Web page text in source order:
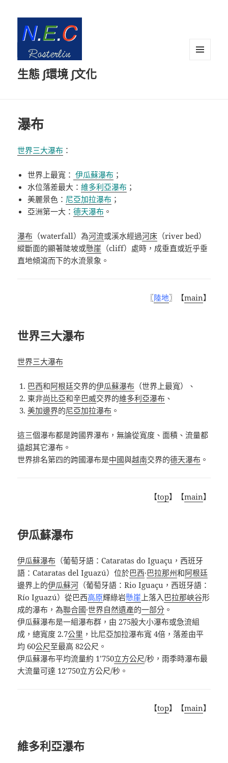
生態 ∫環境 ∫文化
瀑布
世界三大瀑布 ：
世界上最寬： 伊瓜蘇瀑布 ；
水位落差最大：維多利亞瀑布 ；
美麗景色： 尼亞加拉瀑布 ；
亞洲第一大：德天瀑布 。
瀑布 （waterfall）為河流或溪水經過河床 （river bed）
縱斷面的顯著陡坡或懸崖 （cliff）處時，成垂直或近乎垂
直地傾瀉而下的水流景象。
〖陸地〗 【main】
世界三大瀑布
世界三大瀑布
巴西和阿根廷交界的伊瓜蘇瀑布 （世界上最寬）、
東非尚比亞和辛巴威交界的維多利亞瀑布 、
美加邊界的尼亞加拉瀑布 。
這三個瀑布都是跨國界瀑布，無論從寬度、面積、流量都
遠超其它瀑布。
世界排名第四的跨國瀑布是中國與越南交界的德天瀑布 。
【top】【main】
伊瓜蘇瀑布
伊瓜蘇瀑布 （葡萄牙語：Cataratas do Iguaçu，西班牙
語：Cataratas del Iguazú）位於巴西·巴拉那州和阿根廷
邊界上的伊瓜蘇河 （葡萄牙語：Rio Iguaçu，西班牙語：
Río Iguazú）從巴西高原輝綠岩懸崖 上落入 巴拉那峽谷形
成的瀑布，為聯合國·世界自然遺產的一部分 。
伊瓜蘇瀑布是一組瀑布群，由 275股大小瀑布或急流組
成，總寬度 2.7公里 ，比尼亞加拉瀑布寬 4倍，落差由平
均 60公尺至最高 82公尺。
伊瓜蘇瀑布平均流量約 1’750立方公尺/秒，雨季時瀑布最
大流量可達 12’750立方公尺/秒。
【top】【main】
維多利亞瀑布